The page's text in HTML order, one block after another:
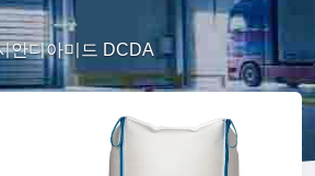
안디아미드 DCDA